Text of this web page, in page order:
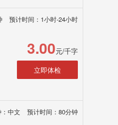
预计时间：1小时-24小时
3.00元/千字
立即体检
中文 预计时间：80分钟